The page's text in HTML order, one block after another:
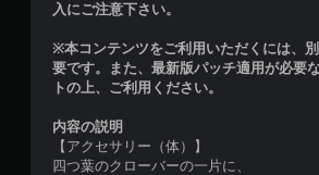
入にご注意下さい。
※本コンテンツをご利用いただくには、
要です。また、最新版パッチ適用が必要
トの上、ご利用ください。
内容の説明
【アクセサリー（体）】
四つ葉のクローバーの一片に、